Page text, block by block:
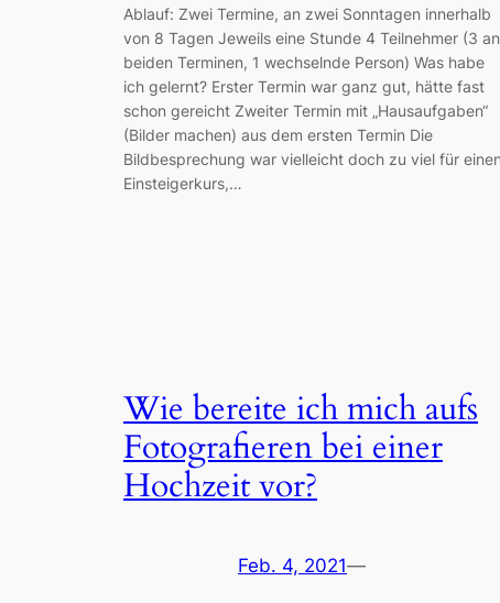
Ablauf: Zwei Termine, an zwei Sonntagen innerhalb
von 8 Tagen Jeweils eine Stunde 4 Teilnehmer (3 an
beiden Terminen, 1 wechselnde Person) Was habe
ich gelernt? Erster Termin war ganz gut, hätte fast
schon gereicht Zweiter Termin mit „Hausaufgaben“
(Bilder machen) aus dem ersten Termin Die
Bildbesprechung war vielleicht doch zu viel für einen
Einsteigerkurs,…
Wie bereite ich mich aufs
Fotografieren bei einer
Hochzeit vor?
Feb. 4, 2021—